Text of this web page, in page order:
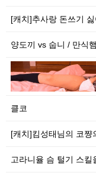
[캐치]추사랑 돈쓰기 싫
양도끼 vs 숩니 / 만식
클코
[캐치]킴성태님의 코쨩
고라니율 슴 털기 스킬